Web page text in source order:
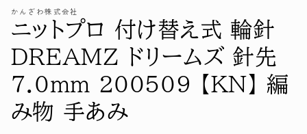
ダ
ル
で
デ
ィ
ア
(1)
を
開
かんざわ株式会社
ニットプロ 付け替え式 輪針
DREAMZ ドリームズ 針先
7.0mm 200509 【KN】 編
み物 手あみ